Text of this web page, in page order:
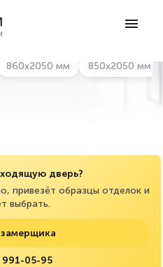
в Москве
860х2050 мм 850х2050 мм
дверь?
привезёт образцы отделок и
выбрать.
05-95